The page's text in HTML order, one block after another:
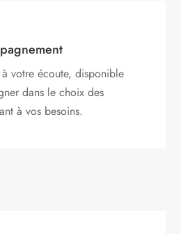
votre écoute, disponible
dans le choix des
à vos besoins.